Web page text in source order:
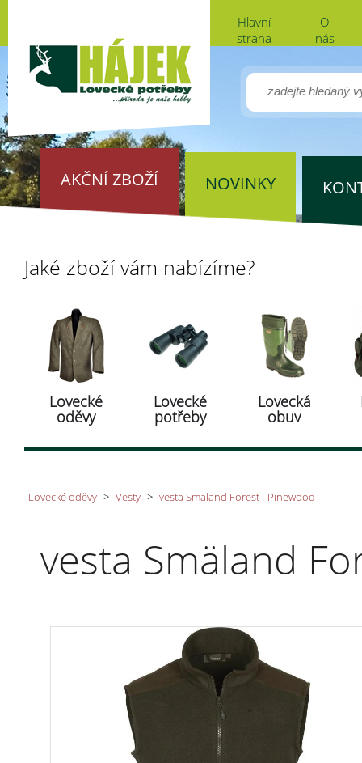
Hlavní
strana
O
nás
AKČNÍ ZBOŽÍ NOVINKY
Jaké zboží vám nabízíme?
Lovecké
oděvy
Lovecké
potřeby
Lovecká
obuv
Lovecké oděvy > Vesty > vesta Smäland Forest - Pinewood
vesta Smäland